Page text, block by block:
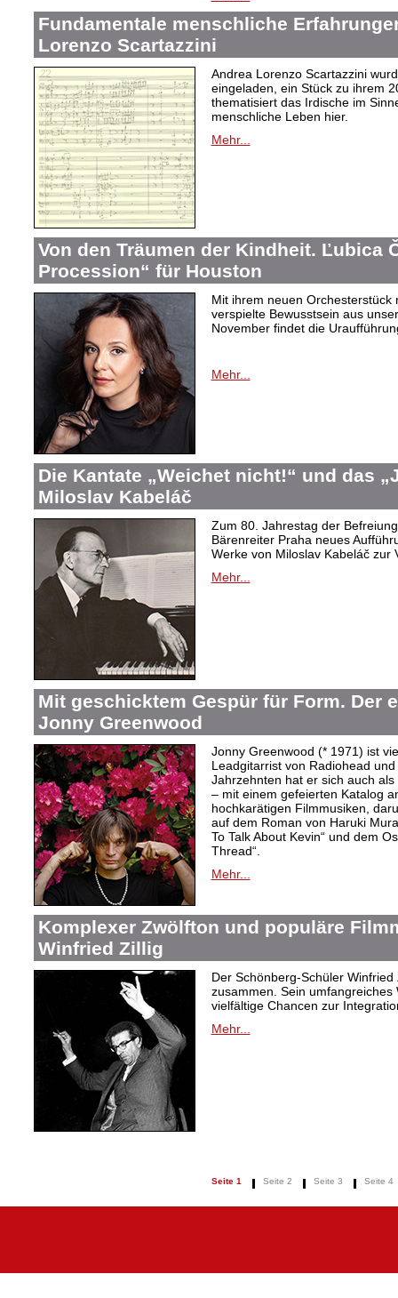
Fundamentale menschliche
Lorenzo Scartazzini
Andrea Lorenzo Scartazzini
eingeladen, ein Stück zu ihrem
thematisiert das Irdische im
menschliche Leben hier.
Mehr...
Von den Träumen der Kindheit. Ľubica
Procession“ für Houston
Mit ihrem neuen Orchesterstück
verspielte Bewusstsein aus
November findet die
Mehr...
Die Kantate „Weichet nicht!“ und das
Miloslav Kabeláč
Zum 80. Jahrestag der
Bärenreiter Praha neues
Werke von Miloslav Kabeláč zur
Mehr...
Mit geschicktem Gespür für Form. Der
Jonny Greenwood
Jonny Greenwood (* 1971) ist
Leadgitarrist von Radiohead
Jahrzehnten hat er sich auch
– mit einem gefeierten Katalog
hochkarätigen Filmmusiken,
auf dem Roman von Haruki
To Talk About Kevin“ und dem
Thread“.
Mehr...
Komplexer Zwölfton und populäre
Winfried Zillig
Der Schönberg-Schüler
zusammen. Sein
vielfältige Chancen zur
Mehr...
Seite 1 Seite 2 Seite 3 Seite 4